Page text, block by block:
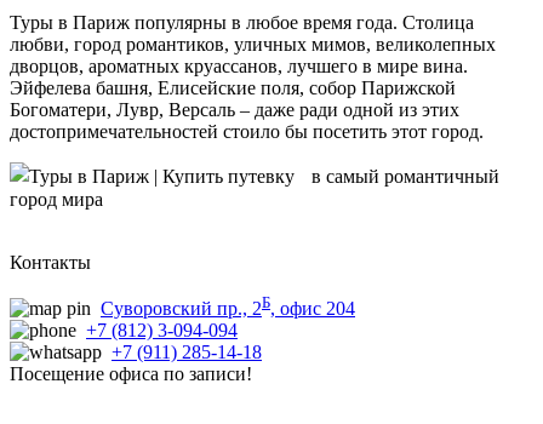
Туры в Париж популярны в любое время года. Столица
любви, город романтиков, уличных мимов, великолепных
дворцов, ароматных круассанов, лучшего в мире вина.
Эйфелева башня, Елисейские поля, собор Парижской
Богоматери, Лувр, Версаль – даже ради одной из этих
достопримечательностей стоило бы посетить этот город.
Контакты
Суворовский пр., 2Б, офис 204
+7 (812) 3-094-094
+7 (911) 285-14-18
Посещение офиса по записи!